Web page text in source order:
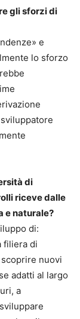
gli sforzi di
e
lo sforzo
di
riceve dalle
e naturale?
di:
filiera di
nuovi
adatti al largo
a